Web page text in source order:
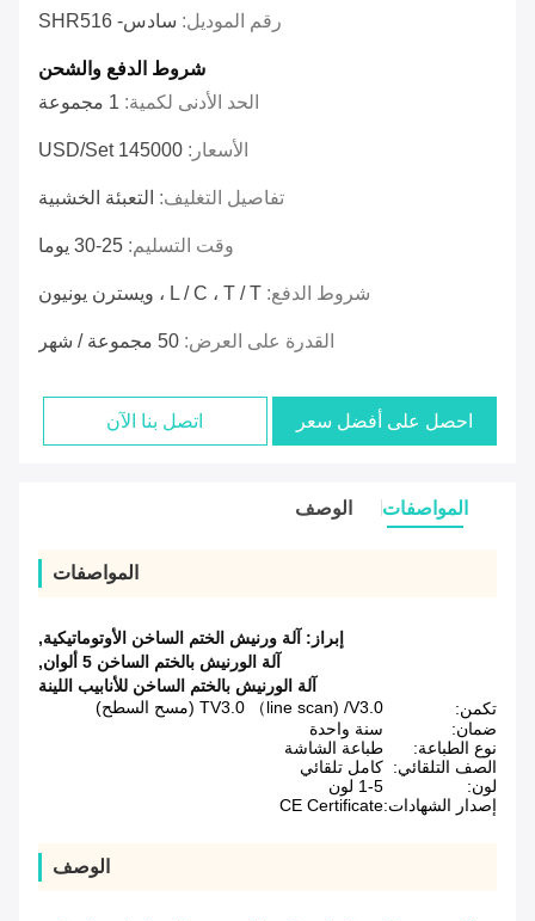
رقم الموديل: سادس- SHR516
شروط الدفع والشحن
الحد الأدنى لكمية: 1 مجموعة
الأسعار: 145000 USD/Set
تفاصيل التغليف: التعبئة الخشبية
وقت التسليم: 25-30 يوما
شروط الدفع: L / C ، T / T ، ويسترن يونيون
القدرة على العرض: 50 مجموعة / شهر
احصل على أفضل سعر اتصل بنا الآن
المواصفات الوصف
المواصفات
إبراز: آلة ورنيش الختم الساخن الأوتوماتيكية,
آلة الورنيش بالختم الساخن 5 ألوان
,
آلة الورنيش بالختم الساخن للأنابيب اللينة
تكمن:
TV3.0 （line scan) /V3.0 (مسح السطح)
ضمان:
سنة واحدة
نوع الطباعة:
طباعة الشاشة
الصف التلقائي: كامل تلقائي
لون:
1-5 لون
إصدار الشهادات:CE Certificate
الوصف